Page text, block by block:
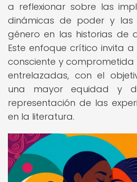
a reflexionar sobre las
dinámicas de poder y las
género en las historias de
Este enfoque crítico invita
consciente y
entrelazadas, con el
una mayor equidad y
representación de las
en la literatura.